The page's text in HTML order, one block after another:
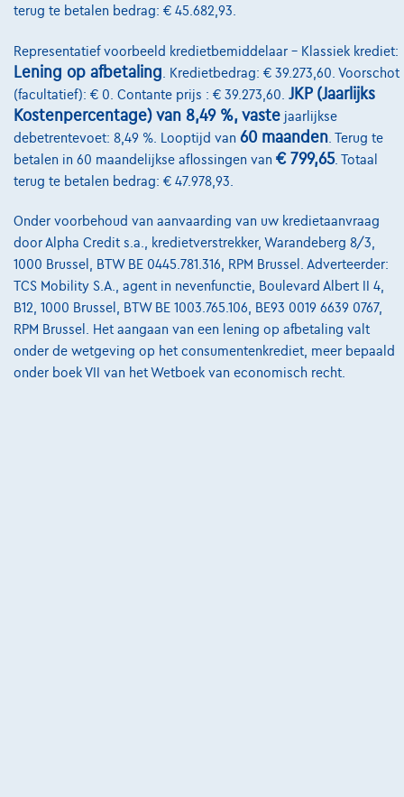
van€11.020,61
8870 Izegem,Decaigny Izegem
Vergelijk
Bekijk wagen
terug te betalen bedrag: € 45.682,93.
Representatief voorbeeld kredietbemiddelaar – Klassiek krediet:
Lening op afbetaling . Kredietbedrag: € 39.273,60. Voorschot
(facultatief): € 0. Contante prijs : € 39.273,60. JKP (Jaarlijks
Kostenpercentage) van 8,49 %, vaste jaarlijkse
debetrentevoet: 8,49 %. Looptijd van 60 maanden . Terug te
betalen in 60 maandelijkse aflossingen van € 799,65. Totaal
terug te betalen bedrag: € 47.978,93.
Onder voorbehoud van aanvaarding van uw kredietaanvraag
door Alpha Credit s.a., kredietverstrekker, Warandeberg 8/3,
1000 Brussel, BTW BE 0445.781.316, RPM Brussel. Adverteerder:
TCS Mobility S.A., agent in nevenfunctie, Boulevard Albert II 4,
B12, 1000 Brussel, BTW BE 1003.765.106, BE93 0019 6639 0767,
RPM Brussel. Het aangaan van een lening op afbetaling valt
onder de wetgeving op het consumentenkrediet, meer bepaald
onder boek VII van het Wetboek van economisch recht.